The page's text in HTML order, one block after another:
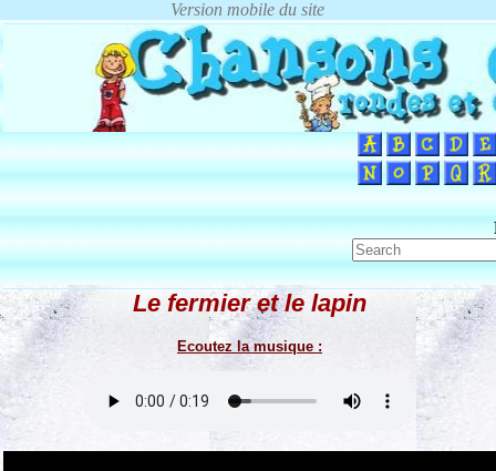
Le fermier et le lapin
Ecoutez la musique :